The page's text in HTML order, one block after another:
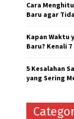
Cara
Baru agar
Kapan Waktu
Baru? Kenali
5 Kesalahan
yang Sering